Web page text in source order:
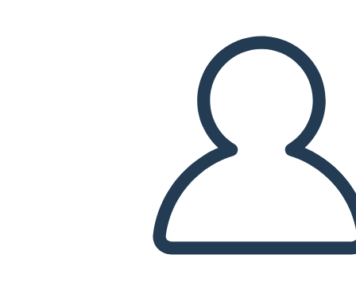
Incarcerazione americana
giapponese durante la
cronologia della seconda gue
Skopiuj tę scenorys
STWÓRZ SCENORYS
ODTWARZANIE POKAZU SLAJDÓW